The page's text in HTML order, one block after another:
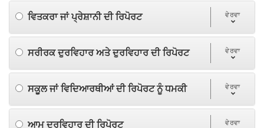
ਵਿਤਕਰਾ ਜਾਂ ਪ੍ਰੇਸ਼ਾਨੀ ਦੀ ਰਿਪੋਰਟ ਵੇਰਵਾ
ਸਰੀਰਕ ਦੁਰਵਿਹਾਰ ਅਤੇ ਦੁਰਵਿਹਾਰ ਦੀ ਰਿਪੋਰਟ ਵੇਰਵਾ
ਸਕੂਲ ਜਾਂ ਵਿਦਿਆਰਥੀਆਂ ਦੀ ਰਿਪੋਰਟ ਨੂੰ ਧਮਕੀ ਵੇਰਵਾ
ਆਮ ਦੁਰਵਿਹਾਰ ਦੀ ਰਿਪੋਰਟ ਵੇਰਵਾ